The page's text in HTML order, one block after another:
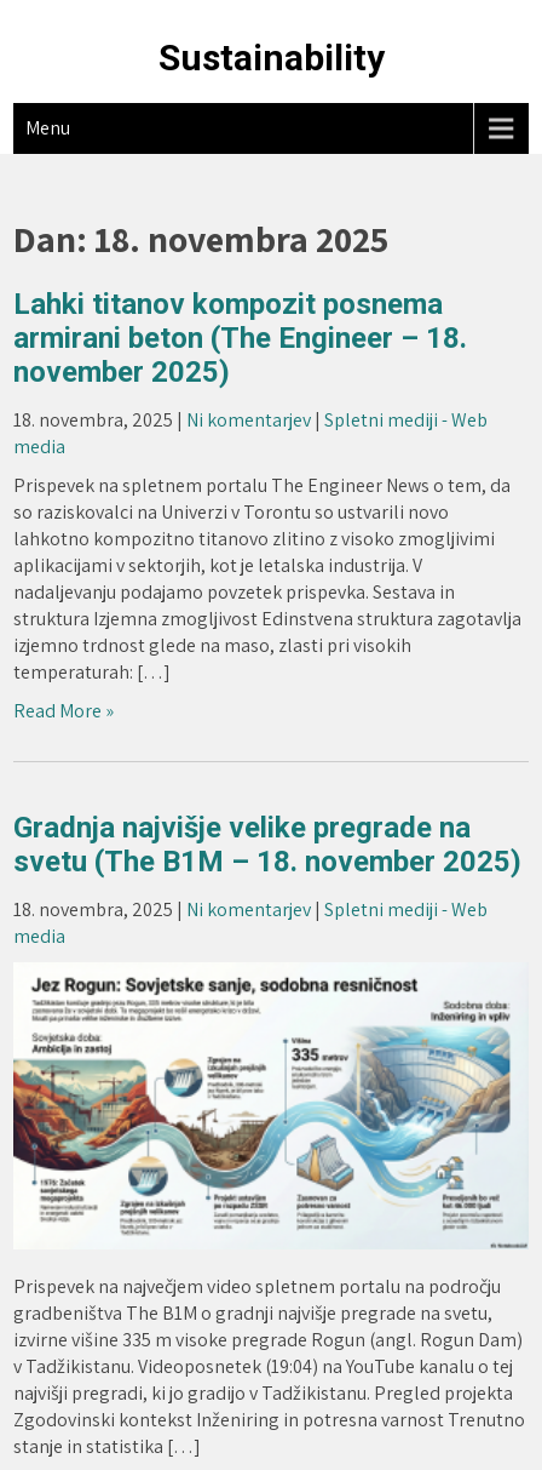
Sustainability
Menu
Dan: 18. novembra 2025
Lahki titanov kompozit posnema
armirani beton (The Engineer – 18.
november 2025)
18. novembra, 2025 | Ni komentarjev|Spletni mediji - Web
media
Prispevek na spletnem portalu The Engineer News o tem, da
so raziskovalci na Univerzi v Torontu so ustvarili novo
lahkotno kompozitno titanovo zlitino z visoko zmogljivimi
aplikacijami v sektorjih, kot je letalska industrija. V
nadaljevanju podajamo povzetek prispevka. Sestava in
struktura Izjemna zmogljivost Edinstvena struktura zagotavlja
izjemno trdnost glede na maso, zlasti pri visokih
temperaturah: […]
Read More »
Gradnja najvišje velike pregrade na
svetu (The B1M – 18. november 2025)
18. novembra, 2025 | Ni komentarjev|Spletni mediji - Web
media
Prispevek na največjem video spletnem portalu na področju
gradbeništva The B1M o gradnji najvišje pregrade na svetu,
izvirne višine 335 m visoke pregrade Rogun (angl. Rogun Dam)
v Tadžikistanu. Videoposnetek (19:04) na YouTube kanalu o tej
najvišji pregradi, ki jo gradijo v Tadžikistanu. Pregled projekta
Zgodovinski kontekst Inženiring in potresna varnost Trenutno
stanje in statistika […]